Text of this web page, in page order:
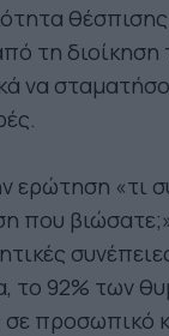
τη διοίκηση
να
ερώτηση «τι
που
το 92% των
προσωπικό